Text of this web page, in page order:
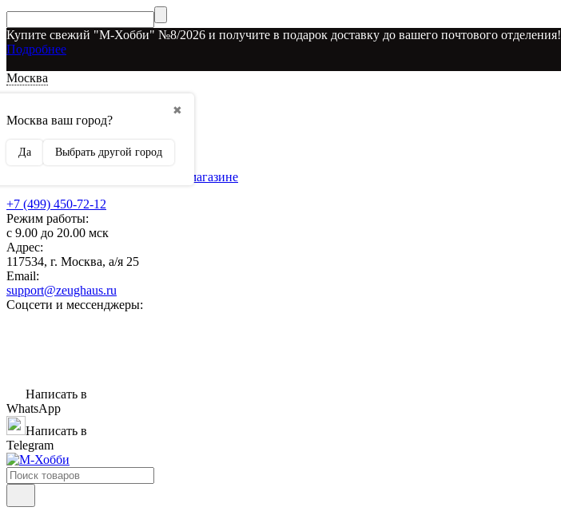
Купите свежий "М-Хобби" №8/2026 и получите в подарок доставку до вашего почтового отделения!
Подробнее
Москва
✖
Москва ваш город?
Да Выбрать другой город
О наших скидках
Рекламодателям
Бренды, представленные в магазине
+7 (499) 450-72-12
Режим работы:
с 9.00 до 20.00 мск
Адрес:
117534, г. Москва, а/я 25
Email:
support@zeughaus.ru
Соцсети и мессенджеры:
Написать в
WhatsApp
Написать в
Telegram